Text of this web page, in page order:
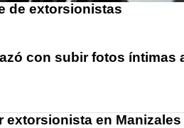
de extorsionistas
con subir fotos íntimas
extorsionista en Manizales